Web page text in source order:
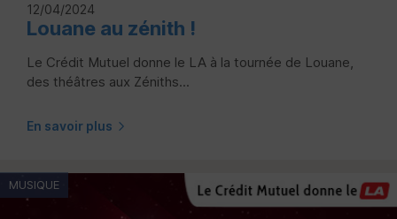
12/04/2024
Louane au zénith !
Le Crédit Mutuel donne le LA à la tournée de Louane,
des théâtres aux Zéniths...
En savoir plus
MUSIQUE